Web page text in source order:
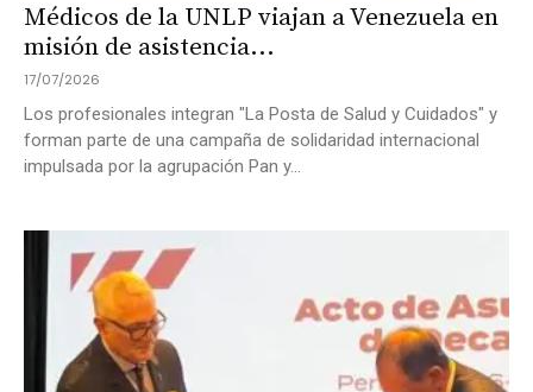
Médicos de la UNLP viajan a Venezuela en
misión de asistencia...
17/07/2026
Los profesionales integran "La Posta de Salud y Cuidados" y
forman parte de una campaña de solidaridad internacional
impulsada por la agrupación Pan y...